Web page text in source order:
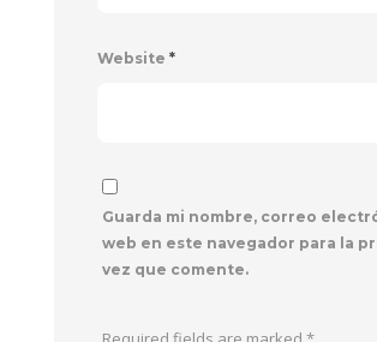
Website *
Guarda mi nombre, correo
web en este navegador para la
vez que comente.